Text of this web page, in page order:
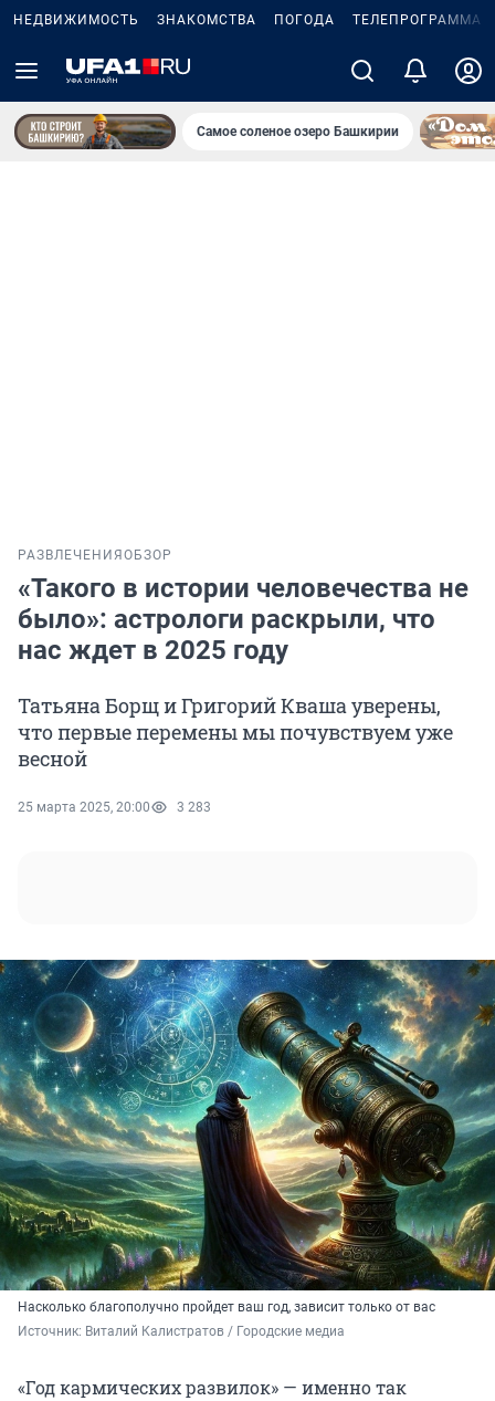
НЕДВИЖИМОСТЬ ЗНАКОМСТВА ПОГОДА ТЕЛЕПРОГРАММА
Самое соленое озеро Башкирии
РАЗВЛЕЧЕНИЯ ОБЗОР
«Такого в истории человечества не
было»: астрологи раскрыли, что
нас ждет в 2025 году
Татьяна Борщ и Григорий Кваша уверены,
что первые перемены мы почувствуем уже
весной
25 марта 2025, 20:00 3 283
Насколько благополучно пройдет ваш год, зависит только от вас
Источник: Виталий Калистратов / Городские медиа
«Год кармических развилок» — именно так